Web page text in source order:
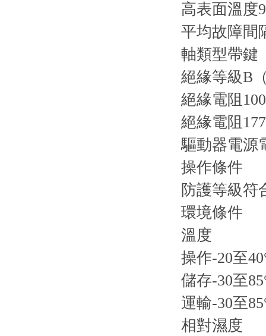
高表面溫度
平均故障間
軸類型帶鍵
絕緣等級B
絕緣電阻
絕緣電阻
驅動器電源
操作條件
防護等級符
環境條件
溫度
操作-20至
儲存-30至
運輸-30至
相對濕度